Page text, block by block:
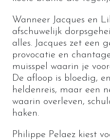
Wanneer Jacques en
afschuwelijk
alles. Jacques zet een
provocatie en
muisspel waarin je
De afloop is bloedig,
heldenreis, maar een
waarin overleven,
haken.
Philippe Pelaez kiest